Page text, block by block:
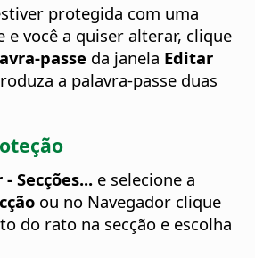
protegida com uma
e você a quiser alterar, clique
passe da janela Editar
a palavra-passe duas
Secções... e selecione a
ou no Navegador clique
do rato na secção e escolha